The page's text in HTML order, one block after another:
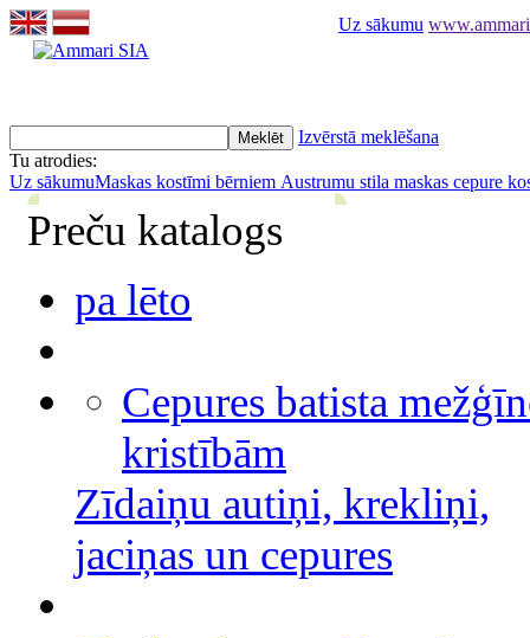
Uz sākumu
Izvērstā meklēšana
Tu atrodies:
Uz sākumuMaskas kostīmi bērniem Austrumu stila maskas cepure
Preču katalogs
pa lēto
Cepures batista
kristībām
Zīdaiņu autiņi, krekliņi,
jaciņas un cepures